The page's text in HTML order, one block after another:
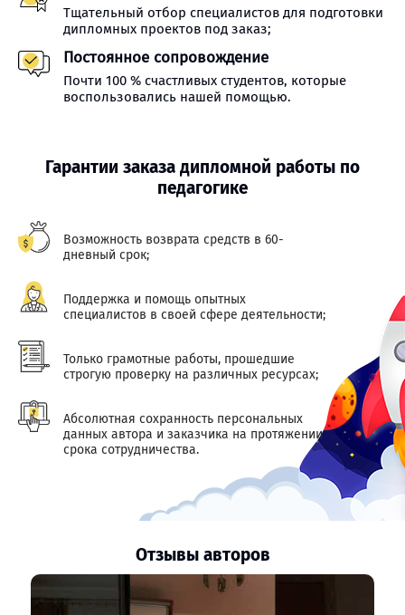
Тщательный отбор специалистов для подготовки
дипломных проектов под заказ;
Постоянное сопровождение
Почти 100 % счастливых студентов, которые
воспользовались нашей помощью.
Гарантии заказа дипломной работы по
педагогике
Возможность возврата средств в 60-
дневный срок;
Поддержка и помощь опытных
специалистов в своей сфере деятельности;
Только грамотные работы, прошедшие
строгую проверку на различных ресурсах;
Абсолютная сохранность персональных
данных автора и заказчика на протяжении
срока сотрудничества.
Отзывы авторов